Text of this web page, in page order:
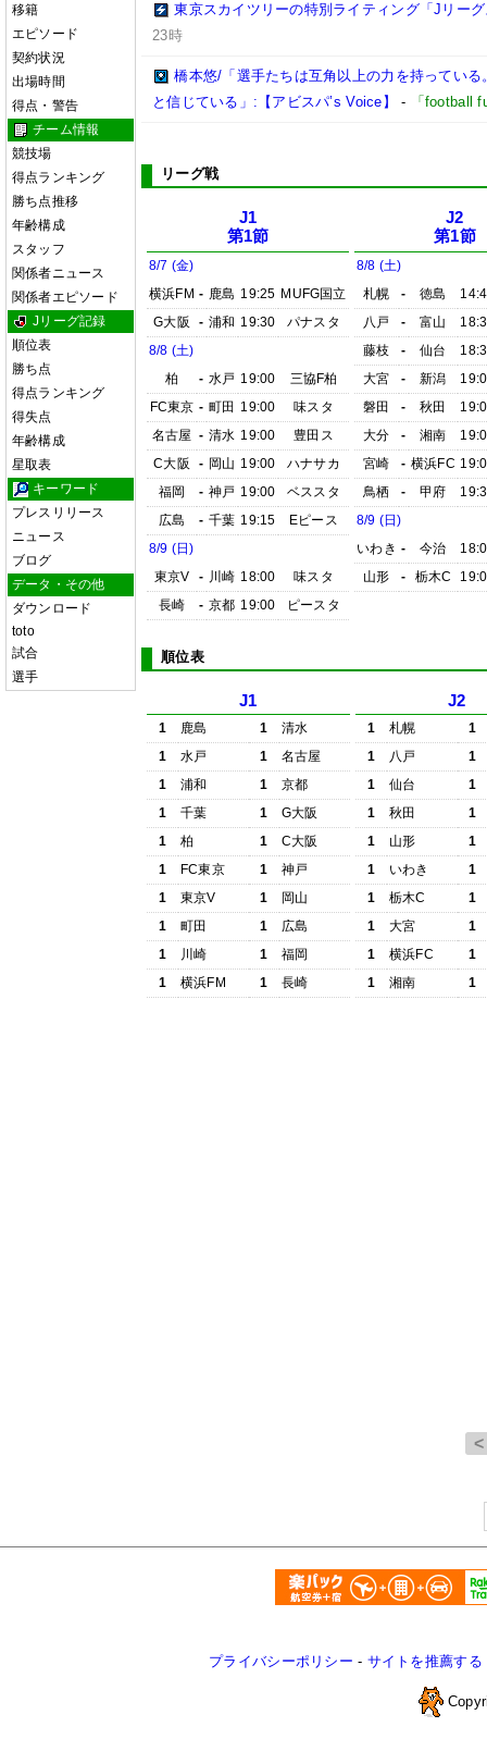
移籍
エピソード
契約状況
出場時間
得点・警告
チーム情報
競技場
得点ランキング
勝ち点推移
年齢構成
スタッフ
関係者ニュース
関係者エピソード
Jリーグ記録
順位表
勝ち点
得点ランキング
得失点
年齢構成
星取表
キーワード
プレスリリース
ニュース
ブログ
データ・その他
ダウンロード
toto
試合
選手
東京スカイツリーの特別ライティング「Jリー
23時
橋本悠/「選手たちは互角以上の力を持ってい
と信じている」:【アビスパ’s Voice】
- 「football
リーグ戦
J1
第1節
8/7 (金)
横浜FM - 鹿島 19:25 MUFG国立
G大阪
- 浦和 19:30
パナスタ
8/8 (土)
柏
- 水戸 19:00
三協F柏
FC東京 - 町田 19:00
味スタ
名古屋 - 清水 19:00
豊田ス
C大阪
- 岡山 19:00
ハナサカ
福岡
- 神戸 19:00
ベススタ
広島
- 千葉 19:15
Eピース
8/9 (日)
東京V
- 川崎 18:00
味スタ
長崎
- 京都 19:00 ピースタ
J2
第1節
8/8 (土)
札幌
- 徳島
八戸
- 富山
藤枝
- 仙台
大宮
- 新潟
磐田
- 秋田
大分
- 湘南
宮崎
- 横浜FC
鳥栖
- 甲府
8/9 (日)
いわき - 今治
山形
- 栃木C
順位表
J1
1 鹿島 1
清水
1
水戸 1
名古屋
1
浦和 1
京都
1
千葉 1
G大阪
1
柏 1
C大阪
1
FC東京 1
神戸
1
東京V 1
岡山
1
町田 1
広島
1
川崎 1
福岡
1
横浜FM 1 長崎
J2
1 札幌
1
1
八戸
1
1
仙台
1
1
秋田
1
1
山形
1
1
いわき
1
1
栃木C
1
1
大宮
1
1
横浜FC
1
1
湘南 1
プライバシーポリシー - サイトを推薦する